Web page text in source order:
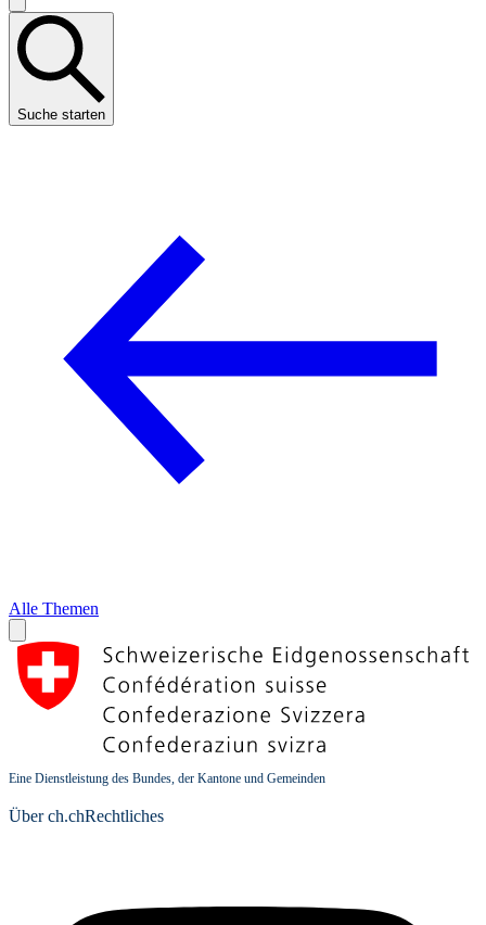
Suche starten
Alle Themen
Eine Dienstleistung des Bundes, der Kantone und Gemeinden
Über ch.chRechtliches